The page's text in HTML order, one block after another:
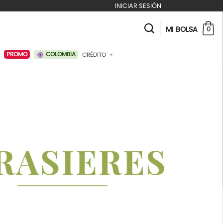
INICIAR SESIÓN
PROMO COLOMBIA CRÉDITO
MI BOLSA 0